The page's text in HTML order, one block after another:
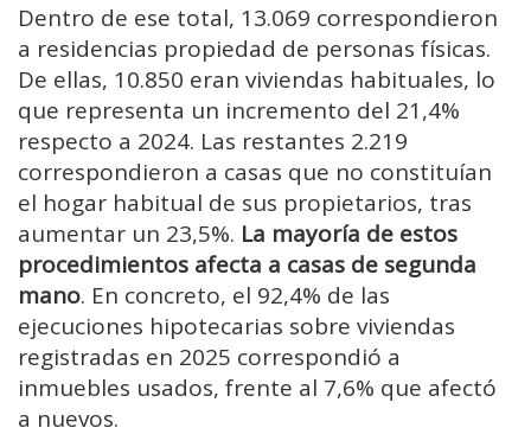
Dentro de ese total, 13.069 correspondieron
a residencias propiedad de personas físicas.
De ellas, 10.850 eran viviendas habituales, lo
que representa un incremento del 21,4%
respecto a 2024. Las restantes 2.219
correspondieron a casas que no constituían
el hogar habitual de sus propietarios, tras
aumentar un 23,5%. La mayoría de estos
procedimientos afecta a casas de segunda
mano. En concreto, el 92,4% de las
ejecuciones hipotecarias sobre viviendas
registradas en 2025 correspondió a
inmuebles usados, frente al 7,6% que afectó
a nuevos.